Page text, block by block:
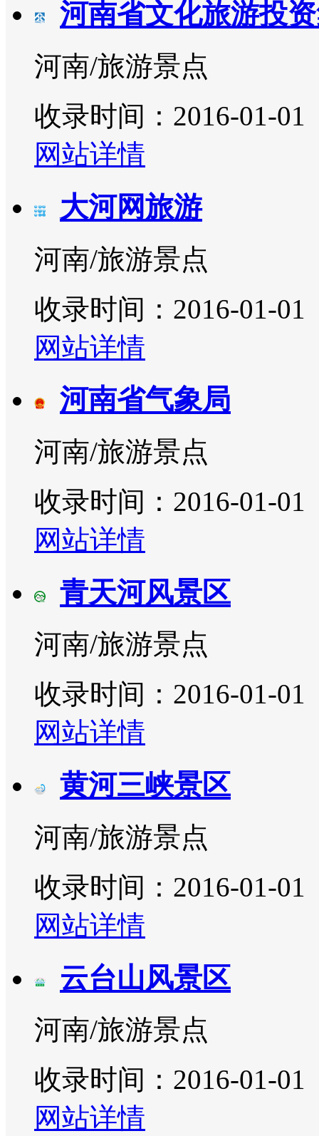
河南省文化旅游投
河南/旅游景点
收录时间：2016-01-01
网站详情
大河网旅游
河南/旅游景点
收录时间：2016-01-01
网站详情
河南省气象局
河南/旅游景点
收录时间：2016-01-01
网站详情
青天河风景区
河南/旅游景点
收录时间：2016-01-01
网站详情
黄河三峡景区
河南/旅游景点
收录时间：2016-01-01
网站详情
云台山风景区
河南/旅游景点
收录时间：2016-01-01
网站详情